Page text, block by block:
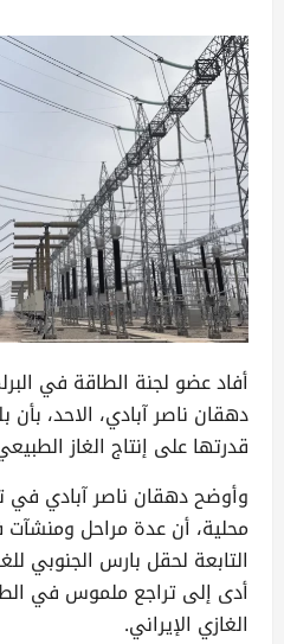
أفاد عضو لجنة الطاقة في
دهقان ناصر آبادي، الاحد،
قدرتها على إنتاج الغاز
وأوضح دهقان ناصر آبادي في
محلية، أن عدة مراحل
التابعة لحقل بارس الجنوبي
أدى إلى تراجع ملموس في
الغازي الإيراني.